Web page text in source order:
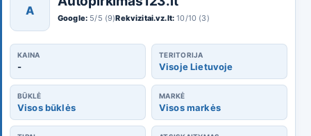
A
Google: 5/5 (9)Rekvizitai.vz.lt: 10/10 (3)
KAINA
-
TERITORIJA
Visoje Lietuvoje
BŪKLĖ
Visos būklės
MARKĖ
Visos markės